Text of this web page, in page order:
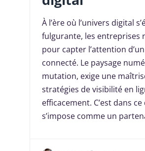
À l’ère où l’univers digital
fulgurante, les entreprises
pour capter l’attention
connecté. Le paysage
mutation, exige une
stratégies de visibilité en
efficacement. C’est dans
s’impose comme un